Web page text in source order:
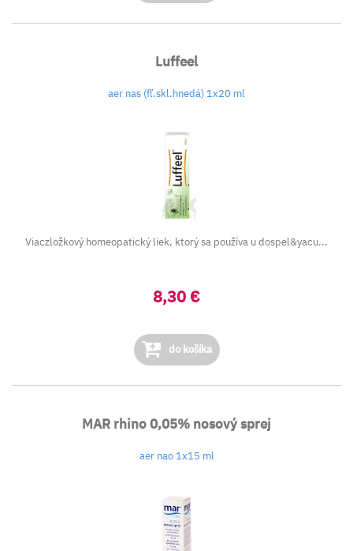
Luffeel
aer nas (fľ.skl.hnedá) 1x20 ml
Viaczložkový homeopatický liek, ktorý sa používa u dospel&yacu...
8,30 €
do košíka
MAR rhino 0,05% nosový sprej
aer nao 1x15 ml